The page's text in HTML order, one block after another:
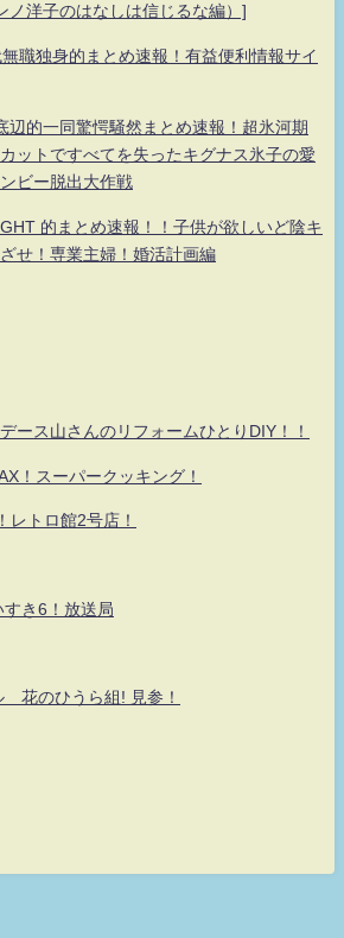
ノ洋子のはなしは信じるな編）]
独身的まとめ速報！有益便利情報サイ
辺的一同驚愕騒然まとめ速報！超氷河期
ットですべてを失ったキグナス氷子の愛
ビー脱出大作戦
的まとめ速報！！子供が欲しいど陰キ
せ！専業主婦！婚活計画編
ース山さんのリフォームひとりDIY！！
！スーパークッキング！
レトロ館2号店！
き6！放送局
花のひうら組! 見参！